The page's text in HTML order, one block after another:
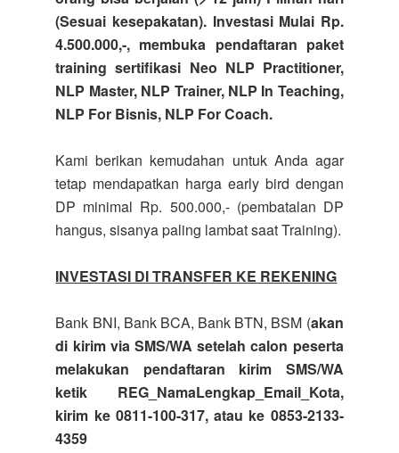
(Sesuai kesepakatan). Investasi Mulai Rp.
4.500.000,-, membuka pendaftaran paket
training sertifikasi Neo NLP Practitioner,
NLP Master, NLP Trainer, NLP In Teaching,
NLP For Bisnis, NLP For Coach.
Kami berikan kemudahan untuk Anda agar
tetap mendapatkan harga early bird dengan
DP minimal Rp. 500.000,- (pembatalan DP
hangus, sisanya paling lambat saat Training).
INVESTASI DI TRANSFER KE REKENING
Bank BNI, Bank BCA, Bank BTN, BSM (akan
di kirim via SMS/WA setelah calon peserta
melakukan pendaftaran kirim SMS/WA
ketik REG_NamaLengkap_Email_Kota,
kirim ke 0811-100-317, atau ke 0853-2133-
4359